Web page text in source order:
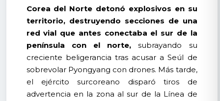
Corea del Norte detonó explosivos en su
territorio, destruyendo secciones de una
red vial que antes conectaba el sur de la
península con el norte, subrayando su
creciente beligerancia tras acusar a Seúl de
sobrevolar Pyongyang con drones. Más tarde,
el ejército surcoreano disparó tiros de
advertencia en la zona al sur de la Línea de